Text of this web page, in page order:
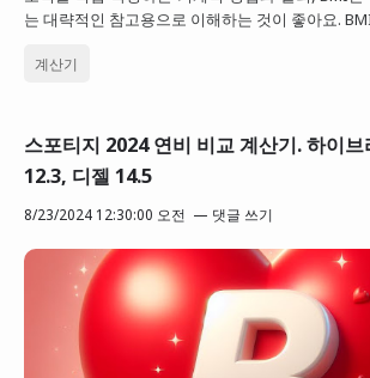
는 대략적인 참고용으로 이해하는 것이 좋아요.
계산기
스포티지 2024 연비 비교 계산기. 하이
12.3, 디젤 14.5
8/23/2024 12:30:00 오전 댓글 쓰기